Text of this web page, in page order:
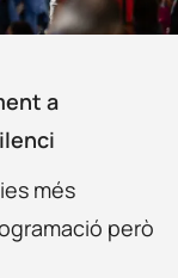
a
més
però